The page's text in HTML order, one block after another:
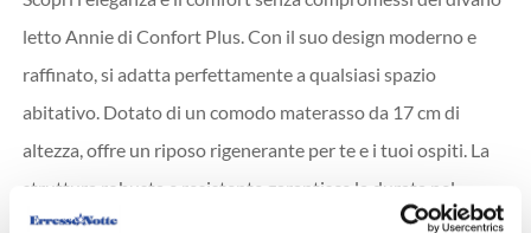
letto Annie di Confort Plus. Con il suo design moderno e
raffinato, si adatta perfettamente a qualsiasi spazio
abitativo. Dotato di un comodo materasso da 17 cm di
altezza, offre un riposo rigenerante per te e i tuoi ospiti. La
struttura robusta e resistente garantisce la durata nel
tempo, mentre il sistema di apertura semplice e fluido